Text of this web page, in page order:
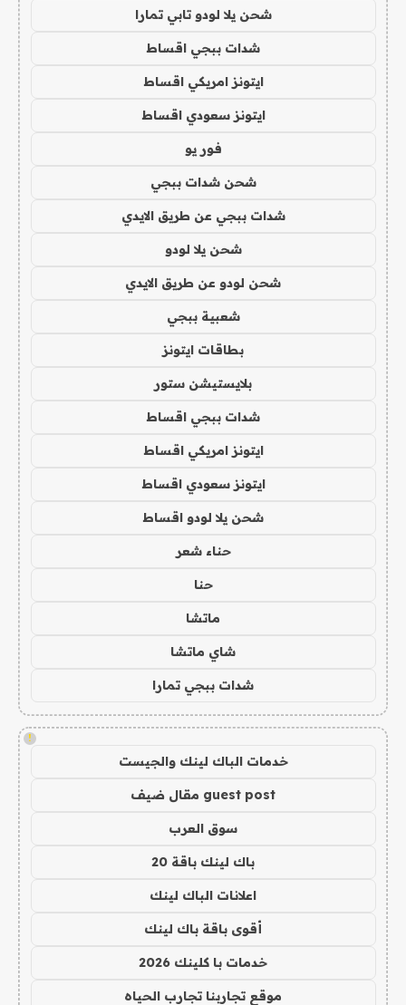
شحن يلا لودو تابي تمارا
شدات ببجي اقساط
ايتونز امريكي اقساط
ايتونز سعودي اقساط
فور يو
شحن شدات ببجي
شدات ببجي عن طريق الايدي
شحن يلا لودو
شحن لودو عن طريق الايدي
شعبية ببجي
بطاقات ايتونز
بلايستيشن ستور
شدات ببجي اقساط
ايتونز امريكي اقساط
ايتونز سعودي اقساط
شحن يلا لودو اقساط
حناء شعر
حنا
ماتشا
شاي ماتشا
شدات ببجي تمارا
!
خدمات الباك لينك والجيست
guest post مقال ضيف
سوق العرب
باك لينك باقة 20
اعلانات الباك لينك
أقوى باقة باك لينك
خدمات با كلينك 2026
موقع تجاربنا تجارب الحياه